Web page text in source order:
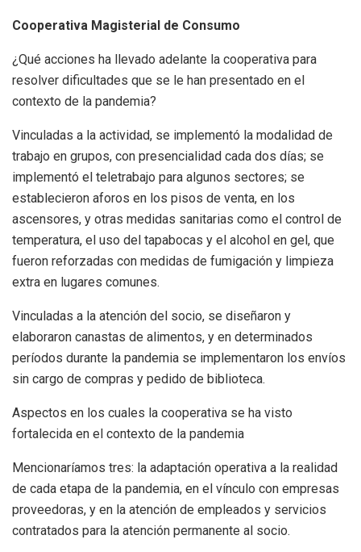
Cooperativa Magisterial de Consumo
¿Qué acciones ha llevado adelante la cooperativa para
resolver dificultades que se le han presentado en el
contexto de la pandemia?
Vinculadas a la actividad, se implementó la modalidad de
trabajo en grupos, con presencialidad cada dos días; se
implementó el teletrabajo para algunos sectores; se
establecieron aforos en los pisos de venta, en los
ascensores, y otras medidas sanitarias como el control de
temperatura, el uso del tapabocas y el alcohol en gel, que
fueron reforzadas con medidas de fumigación y limpieza
extra en lugares comunes.
Vinculadas a la atención del socio, se diseñaron y
elaboraron canastas de alimentos, y en determinados
períodos durante la pandemia se implementaron los envíos
sin cargo de compras y pedido de biblioteca.
Aspectos en los cuales la cooperativa se ha visto
fortalecida en el contexto de la pandemia
Mencionaríamos tres: la adaptación operativa a la realidad
de cada etapa de la pandemia, en el vínculo con empresas
proveedoras, y en la atención de empleados y servicios
contratados para la atención permanente al socio.